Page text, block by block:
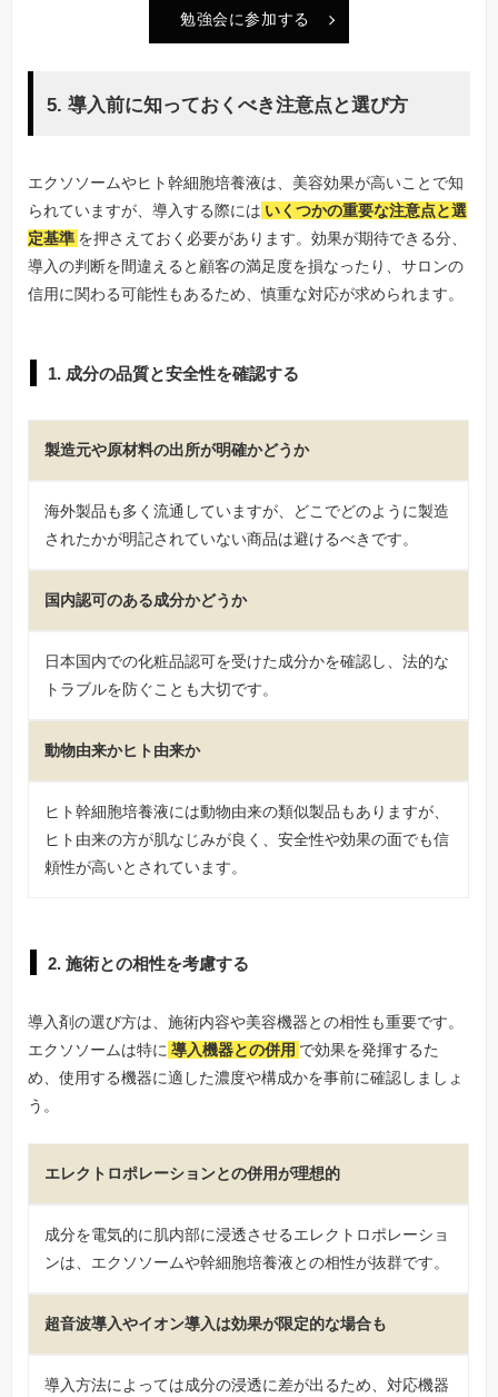
勉強会に参加する
5. 導入前に知っておくべき注意点と選び方
エクソソームやヒト幹細胞培養液は、美容効果が高いことで知
られていますが、導入する際には いくつかの重要な注意点と選
定基準 を押さえておく必要があります。効果が期待できる分、
導入の判断を間違えると顧客の満足度を損なったり、サロンの
信用に関わる可能性もあるため、慎重な対応が求められます。
1. 成分の品質と安全性を確認する
製造元や原材料の出所が明確かどうか
海外製品も多く流通していますが、どこでどのように製造
されたかが明記されていない商品は避けるべきです。
国内認可のある成分かどうか
日本国内での化粧品認可を受けた成分かを確認し、法的な
トラブルを防ぐことも大切です。
動物由来かヒト由来か
ヒト幹細胞培養液には動物由来の類似製品もありますが、
ヒト由来の方が肌なじみが良く、安全性や効果の面でも信
頼性が高いとされています。
2. 施術との相性を考慮する
導入剤の選び方は、施術内容や美容機器との相性も重要です。
エクソソームは特に 導入機器との併用 で効果を発揮するた
め、使用する機器に適した濃度や構成かを事前に確認しましょ
う。
エレクトロポレーションとの併用が理想的
成分を電気的に肌内部に浸透させるエレクトロポレーショ
ンは、エクソソームや幹細胞培養液との相性が抜群です。
超音波導入やイオン導入は効果が限定的な場合も
導入方法によっては成分の浸透に差が出るため、対応機器